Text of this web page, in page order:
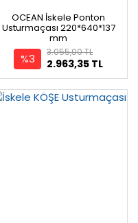
OCEAN İskele Ponton
Usturmaçası 220*640*137
mm
%3 2.963,35 TL
3.055,00 TL